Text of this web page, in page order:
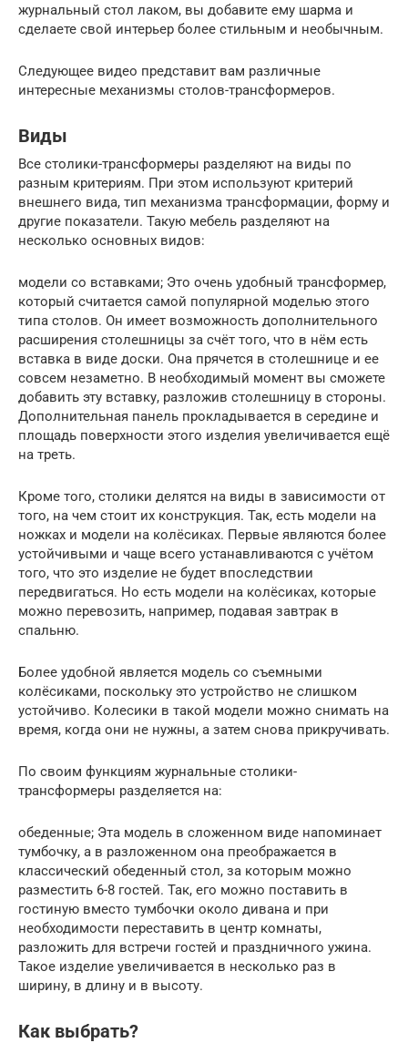
журнальный стол лаком, вы добавите ему шарма и
сделаете свой интерьер более стильным и необычным.
Следующее видео представит вам различные
интересные механизмы столов-трансформеров.
Виды
Все столики-трансформеры разделяют на виды по
разным критериям. При этом используют критерий
внешнего вида, тип механизма трансформации, форму и
другие показатели. Такую мебель разделяют на
несколько основных видов:
модели со вставками; Это очень удобный трансформер,
который считается самой популярной моделью этого
типа столов. Он имеет возможность дополнительного
расширения столешницы за счёт того, что в нём есть
вставка в виде доски. Она прячется в столешнице и ее
совсем незаметно. В необходимый момент вы сможете
добавить эту вставку, разложив столешницу в стороны.
Дополнительная панель прокладывается в середине и
площадь поверхности этого изделия увеличивается ещё
на треть.
Кроме того, столики делятся на виды в зависимости от
того, на чем стоит их конструкция. Так, есть модели на
ножках и модели на колёсиках. Первые являются более
устойчивыми и чаще всего устанавливаются с учётом
того, что это изделие не будет впоследствии
передвигаться. Но есть модели на колёсиках, которые
можно перевозить, например, подавая завтрак в
спальню.
Более удобной является модель со съемными
колёсиками, поскольку это устройство не слишком
устойчиво. Колесики в такой модели можно снимать на
время, когда они не нужны, а затем снова прикручивать.
По своим функциям журнальные столики-
трансформеры разделяется на:
обеденные; Эта модель в сложенном виде напоминает
тумбочку, а в разложенном она преображается в
классический обеденный стол, за которым можно
разместить 6-8 гостей. Так, его можно поставить в
гостиную вместо тумбочки около дивана и при
необходимости переставить в центр комнаты,
разложить для встречи гостей и праздничного ужина.
Такое изделие увеличивается в несколько раз в
ширину, в длину и в высоту.
Как выбрать?